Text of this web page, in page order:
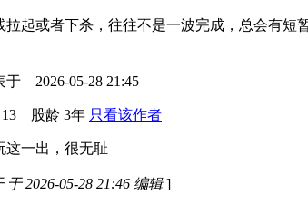
拉起或者下杀，往往不是一波完成，总会有
2026-05-28 21:45
13 股龄 3年 只看该作者
这一出，很无耻
2026-05-28 21:46 编辑]